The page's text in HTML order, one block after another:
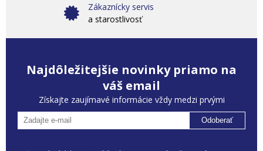
Zákaznícky servis
a starostlivosť
Najdôležitejšie novinky priamo na
váš email
Získajte zaujímavé informácie vždy medzi prvými
Odoberať